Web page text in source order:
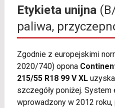
Etykieta unijna
paliwa,
Zgodnie z europejskimi
2020/740) opona
215/55 R18 99 V XL
szczegóły poniżej. System
wprowadzony w 2012